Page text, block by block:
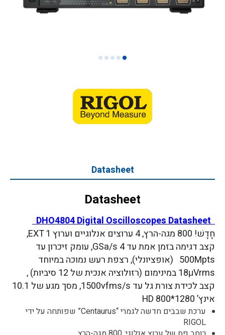
חָדָשׁ! 800 מגה-הרץ, 4 ערוצים אנלוגיים וערוץ EXT 1,
קצב דגימה בזמן אמת עד 4 GSa/s, עומק זיכרון עד
500Mpts (אופציונלי), רצפת רעש נמוכה במיוחד
18μVrms במינימום (רזולוציה אנכית של 12 סיביות) ,
קצב לכידת צורת גל עד 1500vfms/s, מסך מגע של 10.1
אינץ’ 1280*800 HD
ערכת שבבים חדשה לגמרי “Centaurus” שפותחה על ידי
RIGOL
Datasheet
Datasheet
DHO4804 Digital Oscilloscopes Datasheet